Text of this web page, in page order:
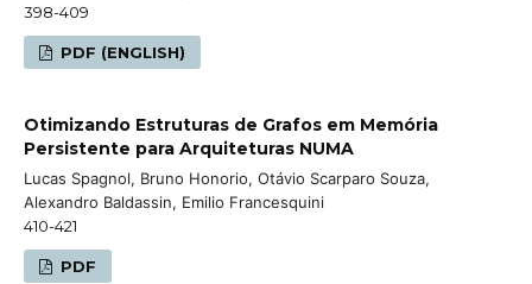
398-409
PDF (ENGLISH)
Otimizando Estruturas de Grafos em Memória
Persistente para Arquiteturas NUMA
Lucas Spagnol, Bruno Honorio, Otávio Scarparo Souza,
Alexandro Baldassin, Emilio Francesquini
410-421
PDF